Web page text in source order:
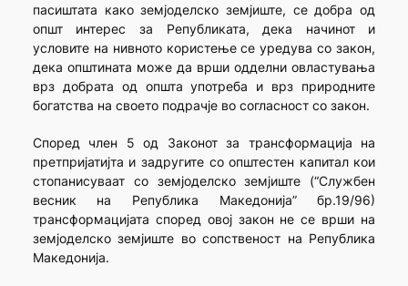
пасиштата како земјоделско земјиште, се добра од
општ интерес за Републиката, дека начинот и
условите на нивното користење се уредува со закон,
дека општината може да врши одделни овластувања
врз добрата од општа употреба и врз природните
богатства на своето подрачје во согласност со закон.
Според член 5 од Законот за трансформација на
претпријатијта и задругите со општестен капитал кои
стопанисуваат со земјоделско земјиште (“Службен
весник на Република Македонија” бр.19/96)
трансформацијата според овој закон не се врши на
земјоделско земјиште во сопственост на Република
Македонија.